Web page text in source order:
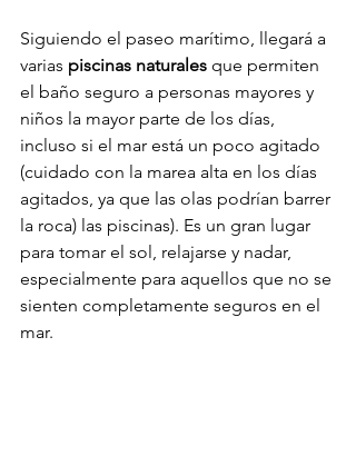
Siguiendo el paseo marítimo, llegará a
varias piscinas naturales que permiten
el baño seguro a personas mayores y
niños la mayor parte de los días,
incluso si el mar está un poco agitado
(cuidado con la marea alta en los días
agitados, ya que las olas podrían barrer
la roca) las piscinas). Es un gran lugar
para tomar el sol, relajarse y nadar,
especialmente para aquellos que no se
sienten completamente seguros en el
mar.